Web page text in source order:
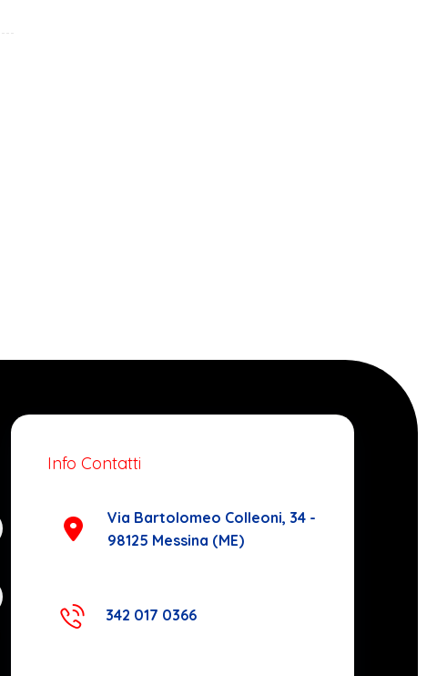
Info Contatti
Via Bartolomeo Colleoni, 34 -
98125 Messina (ME)
342 017 0366